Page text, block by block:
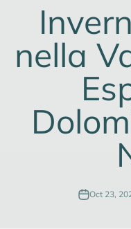
nella
Oct 23,